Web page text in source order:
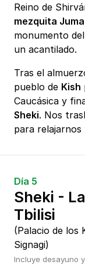
Reino de
mezquita Juma
monumento
un acantilado.
Tras el
pueblo de Kish
Caucásica y
Sheki. Nos
para
Día 5
Sheki -
Tbilisi
(Palacio de los
Signagi)
Incluye desayuno